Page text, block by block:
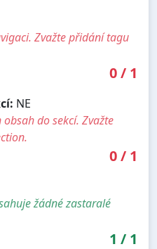
Zvažte přidání tagu
0/ 1
NE
do sekcí. Zvažte
0/ 1
žádné zastaralé
1 / 1